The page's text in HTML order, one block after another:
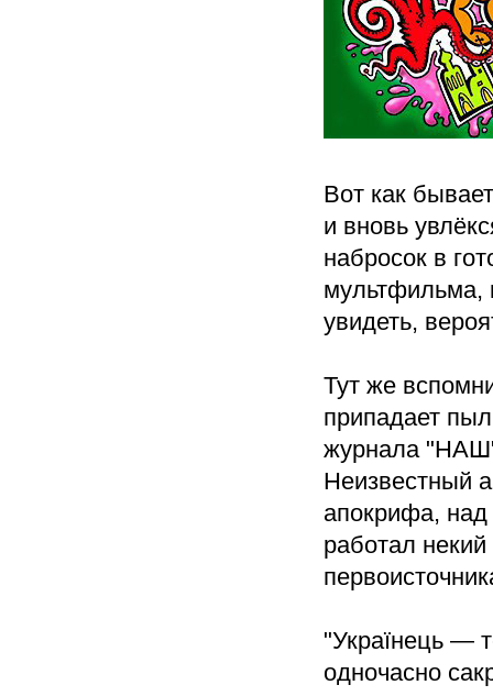
Вот как
и вновь
набросок в
мультфильма,
увидеть,
Тут же
припадает
журнала
Неизвестный
апокрифа, над
работал
"Українець —
одночасно